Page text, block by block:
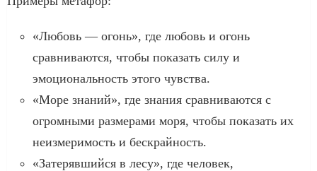
«Любовь — огонь», где любовь и огонь
сравниваются, чтобы показать силу и
эмоциональность этого чувства.
«Море знаний», где знания сравниваются с
огромными размерами моря, чтобы показать их
неизмеримость и бескрайность.
«Затерявшийся в лесу», где человек,